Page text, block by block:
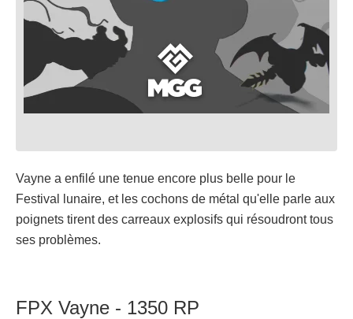
Vayne a enfilé une tenue encore plus belle pour le
Festival lunaire, et les cochons de métal qu'elle parle aux
poignets tirent des carreaux explosifs qui résoudront tous
ses problèmes.
FPX Vayne - 1350 RP